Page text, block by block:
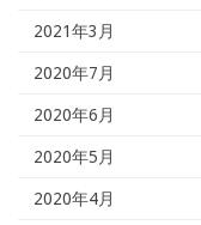
2021年3月
2020年7月
2020年6月
2020年5月
2020年4月